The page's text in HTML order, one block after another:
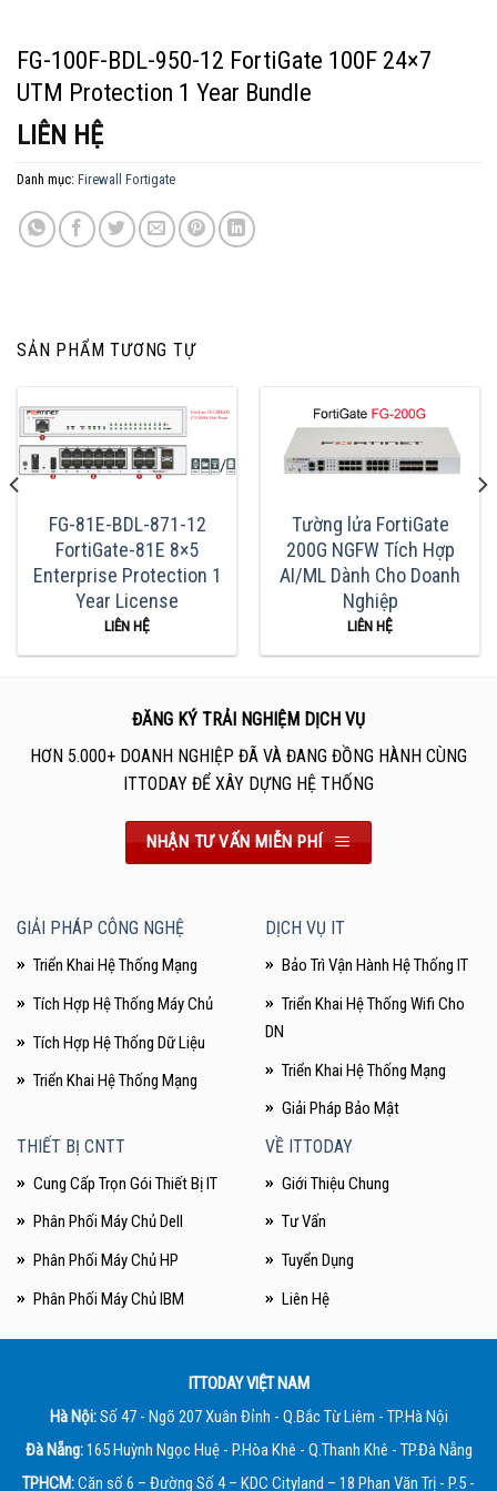
FG-100F-BDL-950-12 FortiGate 100F 24×7
UTM Protection 1 Year Bundle
LIÊN HỆ
Danh mục: Firewall Fortigate
SẢN PHẨM TƯƠNG TỰ
FG-81E-BDL-871-12
FortiGate-81E 8×5
Enterprise Protection 1
Year License
LIÊN HỆ
Tường lửa FortiGate
200G NGFW Tích Hợp
AI/ML Dành Cho Doanh
Nghiệp
LIÊN HỆ
ĐĂNG KÝ TRẢI NGHIỆM DỊCH VỤ
HƠN 5.000+ DOANH NGHIỆP ĐÃ VÀ ĐANG ĐỒNG HÀNH CÙNG
ITTODAY ĐỂ XÂY DỰNG HỆ THỐNG
NHẬN TƯ VẤN MIỄN PHÍ
GIẢI PHÁP CÔNG NGHỆ
Triển Khai Hệ Thống Mạng
Tích Hợp Hệ Thống Máy Chủ
Tích Hợp Hệ Thống Dữ Liệu
Triển Khai Hệ Thống Mạng
DỊCH VỤ IT
Bảo Trì Vận Hành Hệ Thống IT
Triển Khai Hệ Thống Wifi Cho
DN
Triển Khai Hệ Thống Mạng
Giải Pháp Bảo Mật
THIẾT BỊ CNTT
Cung Cấp Trọn Gói Thiết Bị IT
Phân Phối Máy Chủ Dell
Phân Phối Máy Chủ HP
Phân Phối Máy Chủ IBM
VỀ ITTODAY
Giới Thiệu Chung
Tư Vấn
Tuyển Dụng
Liên Hệ
ITTODAY VIỆT NAM
Hà Nội:Số 47 - Ngõ 207 Xuân Đỉnh - Q.Bắc Từ Liêm - TP.Hà Nội
Đà Nẵng:165 Huỳnh Ngọc Huệ - P.Hòa Khê - Q.Thanh Khê - TP.Đà Nẵng
TPHCM:Căn số 6 – Đường Số 4 – KDC Cityland – 18 Phan Văn Trị - P.5 -